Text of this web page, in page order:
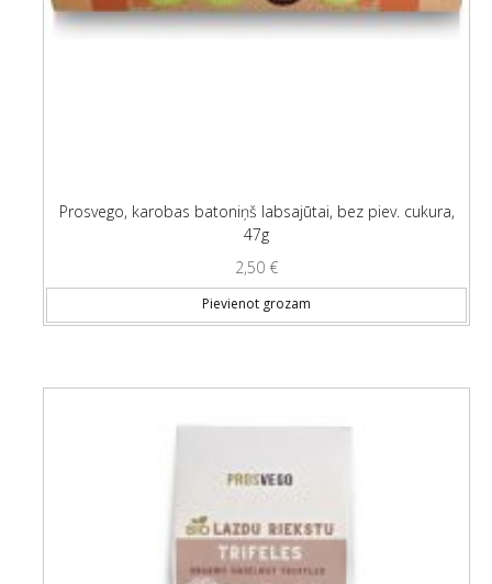
Prosvego, karobas batoniņš labsajūtai, bez piev. cukura,
47g
2,50 €
Pievienot grozam